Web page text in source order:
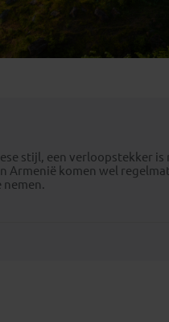
stijl, een verloopstekker is
Armenië komen wel
nemen.